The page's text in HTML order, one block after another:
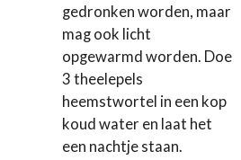
gedronken worden, maar
mag ook licht
opgewarmd worden. Doe
3 theelepels
heemstwortel in een kop
koud water en laat het
een nachtje staan.